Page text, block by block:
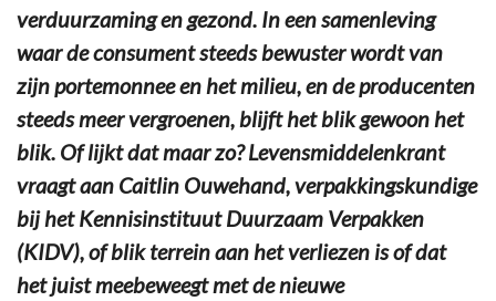
verduurzaming en gezond. In een samenleving
waar de consument steeds bewuster wordt van
zijn portemonnee en het milieu, en de producenten
steeds meer vergroenen, blijft het blik gewoon het
blik. Of lijkt dat maar zo? Levensmiddelenkrant
vraagt aan Caitlin Ouwehand, verpakkingskundige
bij het Kennisinstituut Duurzaam Verpakken
(KIDV), of blik terrein aan het verliezen is of dat
het juist meebeweegt met de nieuwe